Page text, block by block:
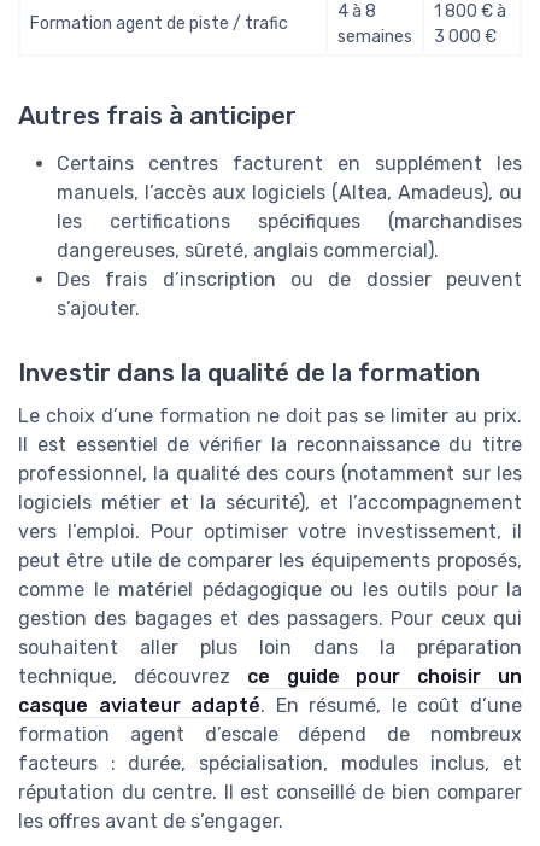
Formation agent de piste / trafic
4 à 8
semaines
1 800 € à
3 000 €
Autres frais à anticiper
Certains centres facturent en supplément les
manuels, l’accès aux logiciels (Altea, Amadeus), ou
les certifications spécifiques (marchandises
dangereuses, sûreté, anglais commercial).
Des frais d’inscription ou de dossier peuvent
s’ajouter.
Investir dans la qualité de la formation
Le choix d’une formation ne doit pas se limiter au prix.
Il est essentiel de vérifier la reconnaissance du titre
professionnel, la qualité des cours (notamment sur les
logiciels métier et la sécurité), et l’accompagnement
vers l’emploi. Pour optimiser votre investissement, il
peut être utile de comparer les équipements proposés,
comme le matériel pédagogique ou les outils pour la
gestion des bagages et des passagers. Pour ceux qui
souhaitent aller plus loin dans la préparation
technique, découvrez ce guide pour choisir un
casque aviateur adapté. En résumé, le coût d’une
formation agent d’escale dépend de nombreux
facteurs : durée, spécialisation, modules inclus, et
réputation du centre. Il est conseillé de bien comparer
les offres avant de s’engager.